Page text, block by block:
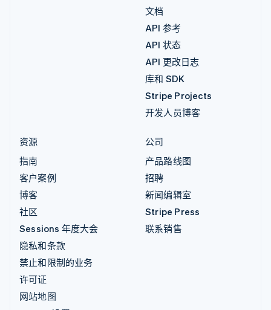
文档
API 参考
API 状态
API 更改日志
库和 SDK
Stripe Projects
开发人员博客
资源
指南
客户案例
博客
社区
Sessions 年度大会
隐私和条款
禁止和限制的业务
许可证
网站地图
公司
产品路线图
招聘
新闻编辑室
Stripe Press
联系销售